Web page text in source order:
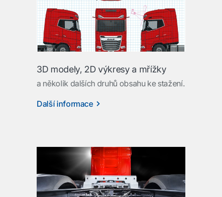
3D modely, 2D výkresy a mřížky
a několik dalších druhů obsahu ke stažení.
Další informace